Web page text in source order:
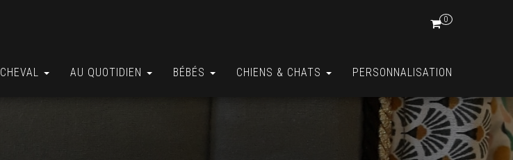
0
CHEVAL AU QUOTIDIEN BÉBÉS CHIENS & CHATS PERSONNALISATION